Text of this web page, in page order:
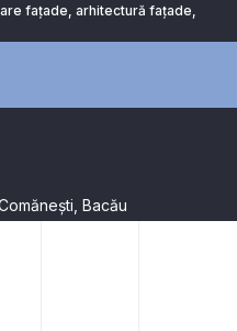
fațade, arhitectură fațade,
Bacău